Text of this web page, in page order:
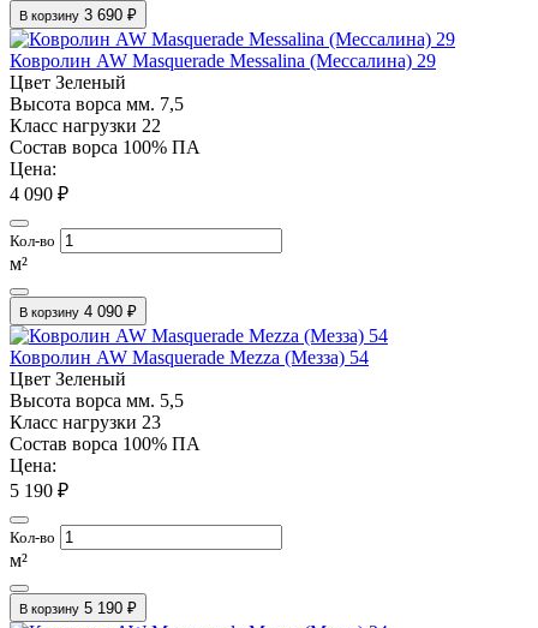
В корзину 3 690 ₽
Ковролин AW Masquerade Messalina (Мессалина) 29
Цвет Зеленый
Высота ворса мм. 7,5
Класс нагрузки 22
Состав ворса 100% ПА
Цена:
4 090 ₽
Кол-во
м²
В корзину 4 090 ₽
Ковролин AW Masquerade Mezza (Мезза) 54
Цвет Зеленый
Высота ворса мм. 5,5
Класс нагрузки 23
Состав ворса 100% ПА
Цена:
5 190 ₽
Кол-во
м²
В корзину 5 190 ₽